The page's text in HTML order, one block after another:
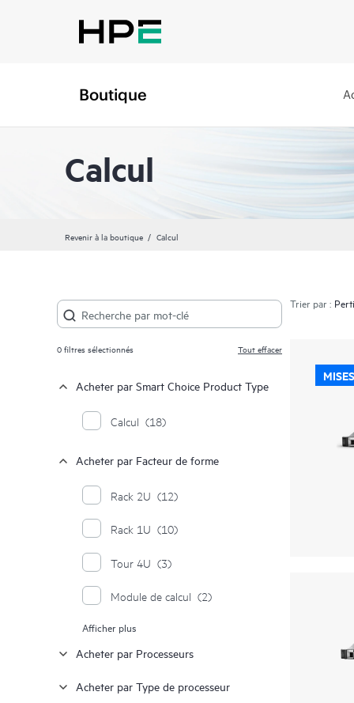
Boutique
Calcul
Revenir à la boutique Calcul
0filtres sélectionnés Tout effacer
Acheter par Smart Choice Product Type
Calcul (18)
Acheter par Facteur de forme
Rack 2U (12)
Rack 1U (10)
Tour 4U (3)
Module de calcul (2)
Rack 4U
Rack 5U
Tour 4,5U (1)
Afficher plus
Acheter par Processeurs
Acheter par Type de processeur
Trier par :